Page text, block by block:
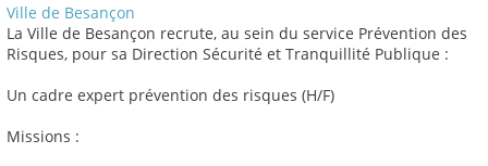
Ville de Besançon
La Ville de Besançon recrute, au sein du service Prévention des
Risques, pour sa Direction Sécurité et Tranquillité Publique :
Un cadre expert prévention des risques (H/F)
Missions :